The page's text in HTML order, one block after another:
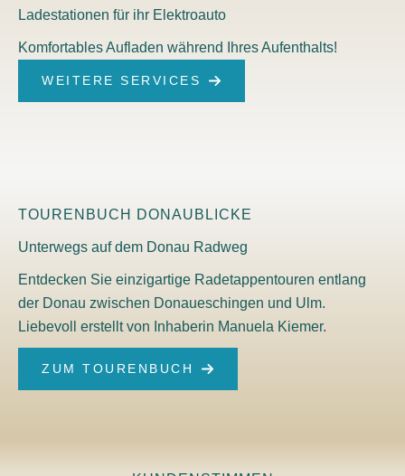
Ladestationen für ihr Elektroauto
Komfortables Aufladen während Ihres Aufenthalts!
WEITERE SERVICES
TOURENBUCH DONAUBLICKE
Unterwegs auf dem Donau Radweg
Entdecken Sie einzigartige Radetappentouren entlang
der Donau zwischen Donaueschingen und Ulm.
Liebevoll erstellt von Inhaberin Manuela Kiemer.
ZUM TOURENBUCH